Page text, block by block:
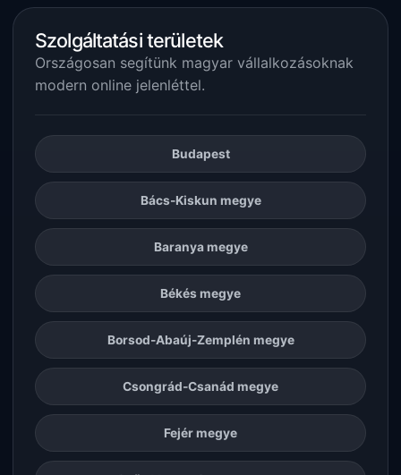
Szolgáltatási területek
Országosan segítünk magyar vállalkozásoknak
modern online jelenléttel.
Budapest
Bács-Kiskun megye
Baranya megye
Békés megye
Borsod-Abaúj-Zemplén megye
Csongrád-Csanád megye
Fejér megye